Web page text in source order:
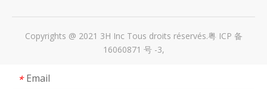
Copyrights @ 2021 3H Inc Tous droits réservés.粤 ICP 备
16060871 号 -3,
* Email